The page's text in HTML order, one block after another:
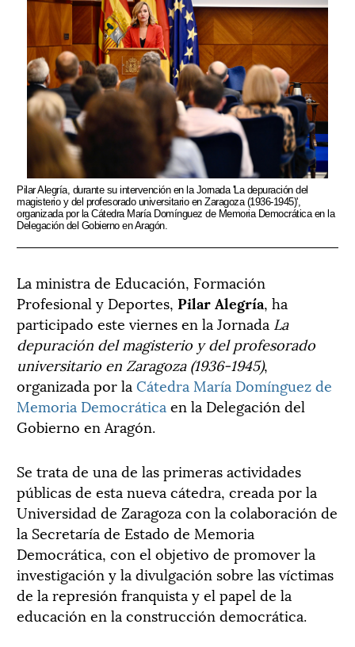
Pilar Alegría, durante su intervención en la Jornada 'La depuración del
magisterio y del profesorado universitario en Zaragoza (1936-1945)',
organizada por la Cátedra María Domínguez de Memoria Democrática en la
Delegación del Gobierno en Aragón.
La ministra de Educación, Formación
Profesional y Deportes, Pilar Alegría, ha
participado este viernes en la Jornada La
depuración del magisterio y del profesorado
universitario en Zaragoza (1936-1945),
organizada por la Cátedra María Domínguez de
Memoria Democrática en la Delegación del
Gobierno en Aragón.
Se trata de una de las primeras actividades
públicas de esta nueva cátedra, creada por la
Universidad de Zaragoza con la colaboración de
la Secretaría de Estado de Memoria
Democrática, con el objetivo de promover la
investigación y la divulgación sobre las víctimas
de la represión franquista y el papel de la
educación en la construcción democrática.